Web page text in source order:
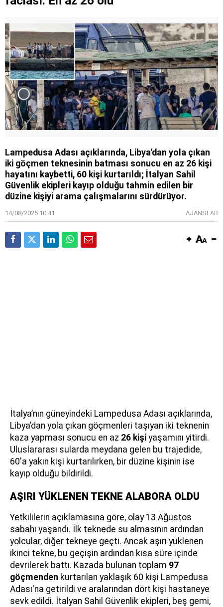
Lampedusa Adası açıklarında, Libya'dan yola çıkan
iki göçmen teknesinin batması sonucu en az 26 kişi
hayatını kaybetti, 60 kişi kurtarıldı; İtalyan Sahil
Güvenlik ekipleri kayıp olduğu tahmin edilen bir
düzine kişiyi arama çalışmalarını sürdürüyor.
14/08/2025 10:41 AJANSLAR
İtalya’nın güneyindeki Lampedusa Adası açıklarında,
Libya’dan yola çıkan göçmenleri taşıyan iki teknenin
kaza yapması sonucu en az 26 kişi yaşamını yitirdi.
Uluslararası sularda meydana gelen bu trajedide,
60'a yakın kişi kurtarılırken, bir düzine kişinin ise
kayıp olduğu bildirildi.
AŞIRI YÜKLENEN TEKNE ALABORA OLDU
Yetkililerin açıklamasına göre, olay 13 Ağustos
sabahı yaşandı. İlk teknede su almasının ardından
yolcular, diğer tekneye geçti. Ancak aşırı yüklenen
ikinci tekne, bu geçişin ardından kısa süre içinde
devrilerek battı. Kazada bulunan toplam 97
göçmenden kurtarılan yaklaşık 60 kişi Lampedusa
Adası'na getirildi ve aralarından dört kişi hastaneye
sevk edildi. İtalyan Sahil Güvenlik ekipleri, beş gemi,